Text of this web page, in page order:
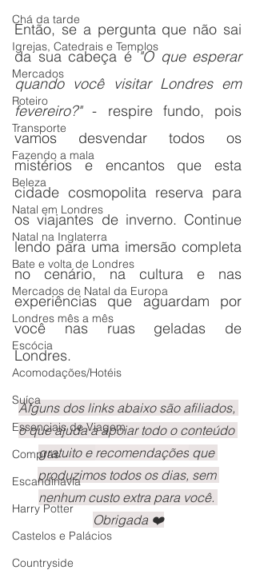
Chá da tarde
Igrejas, Catedrais e Templos
Mercados
Roteiro
Transporte
Fazendo a mala
Beleza
Natal em Londres
Natal na Inglaterra
Bate e volta de Londres
Mercados de Natal da Europa
Londres mês a mês
Escócia
Acomodações/Hotéis
Suíça
Essenciais de Viagem
Compras
Escandinávia
Harry Potter
Castelos e Palácios
Countryside
Então, se a pergunta que não sai
da sua cabeça é "O que esperar
quando você visitar Londres em
fevereiro?" - respire fundo, pois
vamos desvendar todos os
mistérios e encantos que esta
cidade cosmopolita reserva para
os viajantes de inverno. Continue
lendo para uma imersão completa
no cenário, na cultura e nas
experiências que aguardam por
você nas ruas geladas de
Londres.
Alguns dos links abaixo são afiliados,
o que ajuda a apoiar todo o conteúdo
gratuito e recomendações que
produzimos todos os dias, sem
nenhum custo extra para você.
Obrigada ❤️